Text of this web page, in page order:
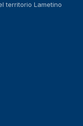
territorio Lametino